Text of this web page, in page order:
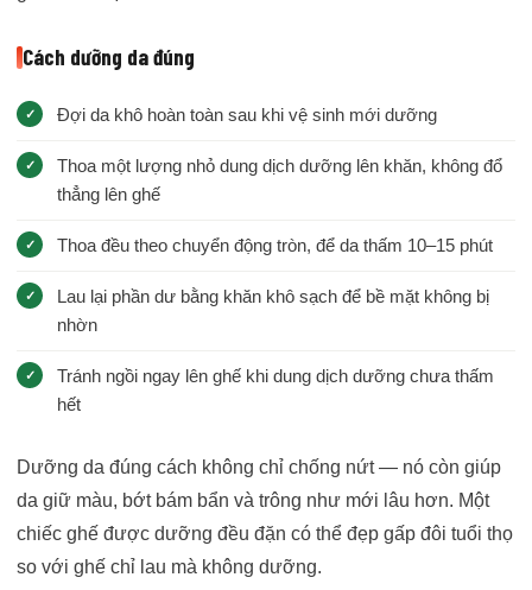
Cách dưỡng da đúng
Đợi da khô hoàn toàn sau khi vệ sinh mới dưỡng
Thoa một lượng nhỏ dung dịch dưỡng lên khăn, không đổ
thẳng lên ghế
Thoa đều theo chuyển động tròn, để da thấm 10–15 phút
Lau lại phần dư bằng khăn khô sạch để bề mặt không bị
nhờn
Tránh ngồi ngay lên ghế khi dung dịch dưỡng chưa thấm
hết
Dưỡng da đúng cách không chỉ chống nứt — nó còn giúp
da giữ màu, bớt bám bẩn và trông như mới lâu hơn. Một
chiếc ghế được dưỡng đều đặn có thể đẹp gấp đôi tuổi thọ
so với ghế chỉ lau mà không dưỡng.